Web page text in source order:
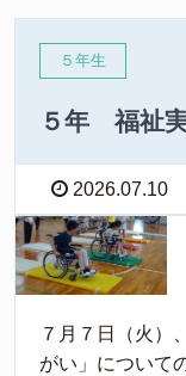
５年生
５年 福祉
2026.07.10
７月７日（火）
がい」について